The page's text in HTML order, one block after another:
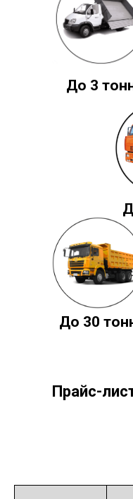
До 3
До 30
Прайс-